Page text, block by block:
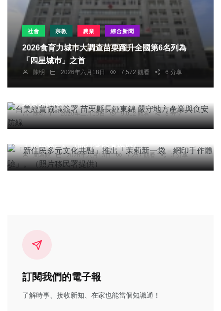
社會 宗教 農業 綜合新聞
2026食育力城巿大調查苗栗躍升全國第6名列為
「四星城巿」之首
陳明 2026年六月18日 7,572 觀看 6 分享
農業 綜合新聞 健康 文教
台美經貿協議簽署 苗栗縣長鍾東錦 嚴守地方產業
陳明 2026年二月15日 9,612 觀看 3 分享
文教
「新住民多元文化共融」推出「茉莉新一袋－網印
周為政 2026年六月13日 7,257 觀看 3 分享
訂閱我們的電子報
了解時事、接收新知、在家也能當個知識通！